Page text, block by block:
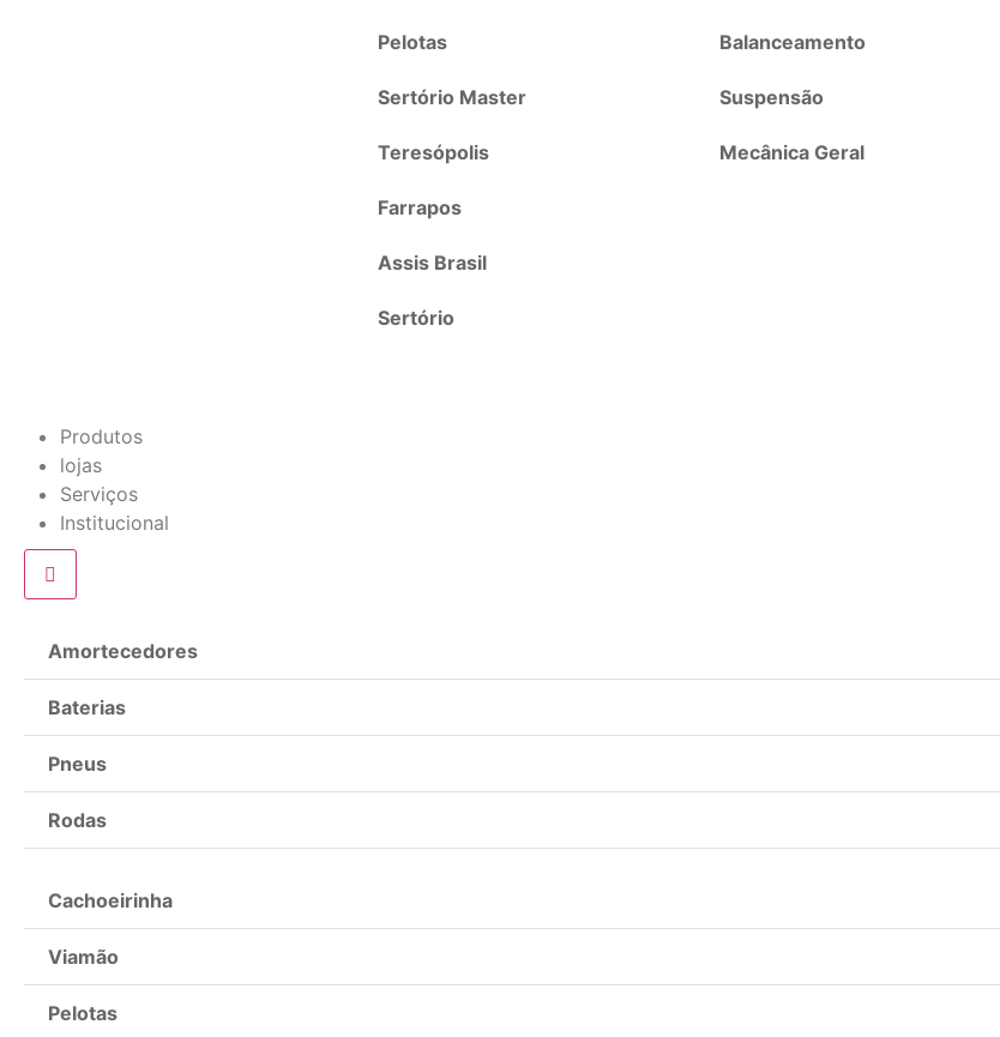
Pelotas
Sertório Master
Teresópolis
Farrapos
Assis Brasil
Sertório
Balanceamento
Suspensão
Mecânica Geral
Produtos
lojas
Serviços
Institucional
Amortecedores
Baterias
Pneus
Rodas
Cachoeirinha
Viamão
Pelotas